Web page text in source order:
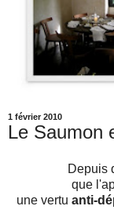
1 février 2010
Le Saumon
Depuis
que
une vertu anti-